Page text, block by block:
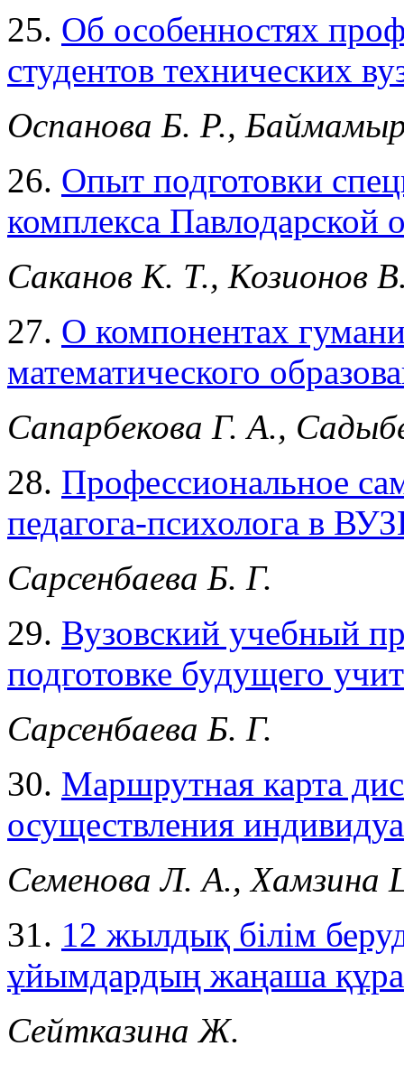
25. Об особенностях
студентов технических
Оспанова Б. Р.,
26. Опыт подготовки
комплекса Павлодарской
Саканов К. Т., Козионов
27. О компонентах
математического
Сапарбекова Г. А.,
28. Профессиональное
педагога-психолога в
Сарсенбаева Б. Г.
29. Вузовский учебный
подготовке будущего
Сарсенбаева Б. Г.
30. Маршрутная карта
осуществления
Семенова Л. А.,
31. 12 жылдық білім
ұйымдардың жаңаша
Сейтказина Ж.